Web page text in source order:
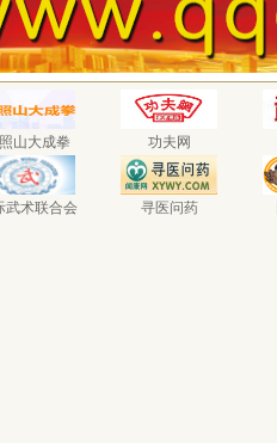
山大成拳 功夫网
武术联合会 寻医问药